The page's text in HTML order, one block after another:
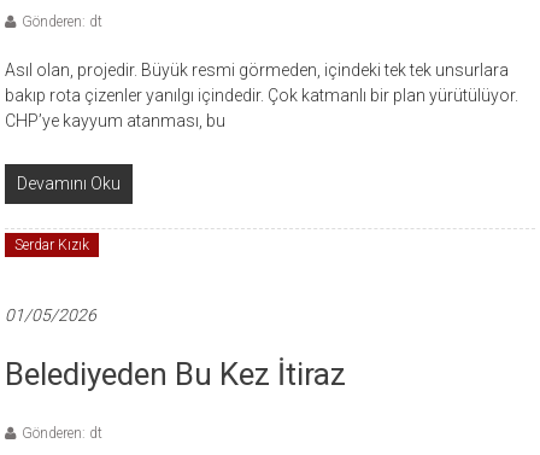
Gönderen: dt
Asıl olan, projedir. Büyük resmi görmeden, içindeki tek tek unsurlara
bakıp rota çizenler yanılgı içindedir. Çok katmanlı bir plan yürütülüyor.
CHP’ye kayyum atanması, bu
Devamını Oku
Serdar Kızık
01/05/2026
Belediyeden Bu Kez İtiraz
Gönderen: dt